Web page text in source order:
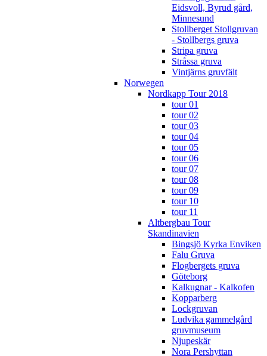
Eidsvoll, Byrud gård,
Minnesund
Stollberget Stollgruvan
- Stollbergs gruva
Stripa gruva
Stråssa gruva
Vintjärns gruvfält
Norwegen
Nordkapp Tour 2018
tour 01
tour 02
tour 03
tour 04
tour 05
tour 06
tour 07
tour 08
tour 09
tour 10
tour 11
Altbergbau Tour
Skandinavien
Bingsjö Kyrka Enviken
Falu Gruva
Flogbergets gruva
Göteborg
Kalkugnar - Kalkofen
Kopparberg
Lockgruvan
Ludvika gammelgård
gruvmuseum
Njupeskär
Nora Pershyttan